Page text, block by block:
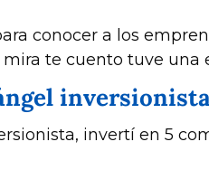
conocer a los
te cuento tuve una
invertí en 5